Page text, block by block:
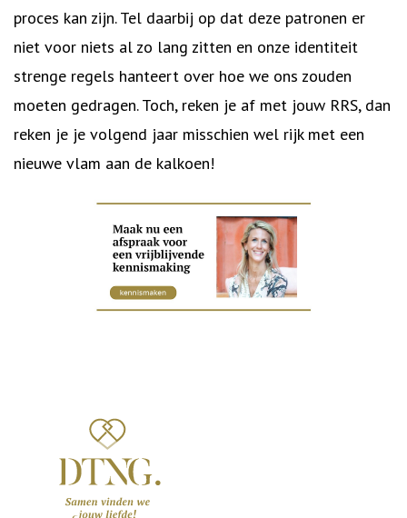
proces kan zijn. Tel daarbij op dat deze patronen er
niet voor niets al zo lang zitten en onze identiteit
strenge regels hanteert over hoe we ons zouden
moeten gedragen. Toch, reken je af met jouw RRS, dan
reken je je volgend jaar misschien wel rijk met een
nieuwe vlam aan de kalkoen!